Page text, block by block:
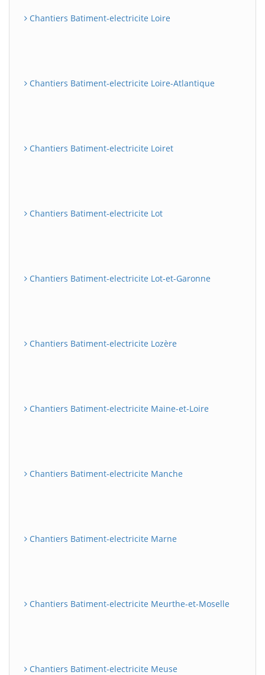
Chantiers Batiment-electricite Loire
Chantiers Batiment-electricite Loire-Atlantique
Chantiers Batiment-electricite Loiret
Chantiers Batiment-electricite Lot
Chantiers Batiment-electricite Lot-et-Garonne
Chantiers Batiment-electricite Lozère
Chantiers Batiment-electricite Maine-et-Loire
Chantiers Batiment-electricite Manche
Chantiers Batiment-electricite Marne
Chantiers Batiment-electricite Meurthe-et-Moselle
Chantiers Batiment-electricite Meuse